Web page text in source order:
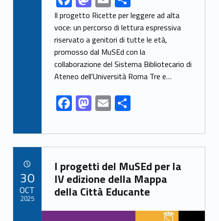
ac
e
b
o
o
k
as
to
d
o
n
m
ai
l
h
ar
e
Il progetto Ricette per leggere ad alta
voce: un percorso di lettura espressiva
riservato a genitori di tutte le età,
promosso dal MuSEd con la
collaborazione del Sistema Bibliotecario di
Ateneo dell'Università Roma Tre e…
F
ac
e
b
o
o
k
M
as
to
d
o
n
E
m
ai
l
S
ar
e
Link identifier archive #link-archive-91089
I progetti del MuSEd per la
IV edizione della Mappa
della Città Educante
Link identifier archive #link-archive-thumb-soap-38176
30
OCT
2025